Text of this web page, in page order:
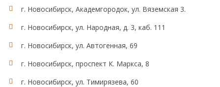
г. Новосибирск, Академгородок, ул. Вяземская 3.
г. Новосибирск, ул. Народная, д. 3, каб. 111
г. Новосибирск, ул. Автогенная, 69
г. Новосибирск, проспект К. Маркса, 8
г. Новосибирск, ул. Тимирязева, 60